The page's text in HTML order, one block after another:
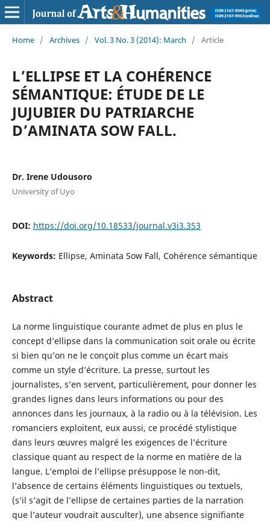
Home / Archives / Vol. 3 No. 3 (2014): March / Article
L’ELLIPSE ET LA COHÉRENCE
SÉMANTIQUE: ÉTUDE DE LE
JUJUBIER DU PATRIARCHE
D’AMINATA SOW FALL.
Dr. Irene Udousoro
University of Uyo
DOI: https://doi.org/10.18533/journal.v3i3.353
Keywords: Ellipse, Aminata Sow Fall, Cohérence sémantique
Abstract
La norme linguistique courante admet de plus en plus le
concept d’ellipse dans la communication soit orale ou écrite
si bien qu’on ne le conçoit plus comme un écart mais
comme un style d’écriture. La presse, surtout les
journalistes, s’en servent, particulièrement, pour donner les
grandes lignes dans leurs informations ou pour des
annonces dans les journaux, à la radio ou à la télévision. Les
romanciers exploitent, eux aussi, ce procédé stylistique
dans leurs œuvres malgré les exigences de l’écriture
classique quant au respect de la norme en matière de la
langue. L’emploi de l’ellipse présuppose le non-dit,
l’absence de certains éléments linguistiques ou textuels,
(s’il s’agit de l’ellipse de certaines parties de la narration
que l’auteur voudrait ausculter), une absence signifiante